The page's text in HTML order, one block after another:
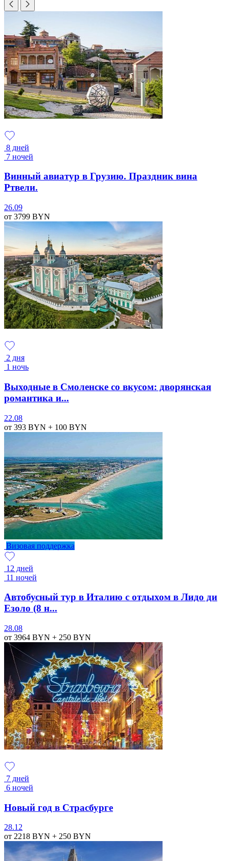
8 дней
7 ночей
Винный авиатур в Грузию. Праздник вина
Ртвели.
26.09
от 3799 BYN
2 дня
1 ночь
Выходные в Смоленске со вкусом: дворянская
романтика и...
22.08
от 393 BYN + 100 BYN
Визовая поддержка
12 дней
11 ночей
Автобусный тур в Италию с отдыхом в Лидо ди
Езоло (8 н...
28.08
от 3964 BYN + 250 BYN
7 дней
6 ночей
Новый год в Страсбурге
28.12
от 2218 BYN + 250 BYN